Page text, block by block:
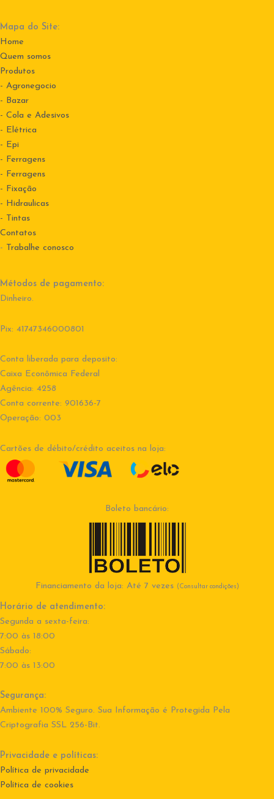
Mapa do Site:
Home
Quem somos
Produtos
- Agronegocio
- Bazar
- Cola e Adesivos
- Elétrica
- Epi
- Ferragens
- Ferragens
- Fixação
- Hidraulicas
- Tintas
Contatos
- Trabalhe conosco
Métodos de pagamento:
Dinheiro.
Pix: 41747346000801
Conta liberada para deposito:
Caixa Econômica Federal
Agência: 4258
Conta corrente: 901636-7
Operação: 003
Cartões de débito/crédito aceitos na loja:
Boleto bancário:
Financiamento da loja: Até 7 vezes (Consultar condições)
Horário de atendimento:
Segunda a sexta-feira:
7:00 às 18:00
Sábado:
7:00 às 13:00
Segurança:
Ambiente 100% Seguro. Sua Informação é Protegida Pela
Criptografia SSL 256-Bit.
Privacidade e políticas:
Política de privacidade
Política de cookies